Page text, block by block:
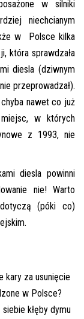
w silniki
niechcianym
w Polsce kilka
która sprawdzała
diesla (dziwnym
przeprowadzał).
nawet co już
w których
z 1993, nie
diesla powinni
nie! Warto
(póki co)
kary za usunięcie
w Polsce?
kłęby dymu